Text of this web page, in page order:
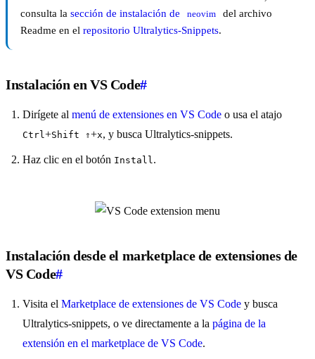
consulta la sección de instalación de neovim
del archivo
Readme en el repositorio Ultralytics-Snippets.
Instalación en VS Code#
Dirígete al menú de extensiones en VS Code o usa el atajo
Ctrl+Shift ⇑+x, y busca Ultralytics-snippets.
Haz clic en el botón Install .
Instalación desde el marketplace de extensiones de
VS Code#
Visita el Marketplace de extensiones de VS Code y busca
Ultralytics-snippets, o ve directamente a la página de la
extensión en el marketplace de VS Code.